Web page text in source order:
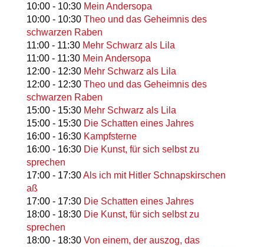
10:00- 10:30 Mein Andersopa
10:00- 10:30 Theo und das Geheimnis des
schwarzen Raben
11:00- 11:30 Mehr Schwarz als Lila
11:00- 11:30 Mein Andersopa
12:00- 12:30 Mehr Schwarz als Lila
12:00- 12:30 Theo und das Geheimnis des
schwarzen Raben
15:00- 15:30 Mehr Schwarz als Lila
15:00- 15:30 Die Schatten eines Jahres
16:00- 16:30 Kampfsterne
16:00- 16:30 Die Kunst, für sich selbst zu
sprechen
17:00- 17:30Als ich mit Hitler Schnapskirschen
aß
17:00- 17:30 Die Schatten eines Jahres
18:00- 18:30 Die Kunst, für sich selbst zu
sprechen
18:00- 18:30 Von einem, der auszog, das